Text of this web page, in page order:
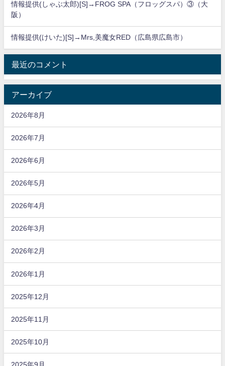
情報提供(しゃぶ太郎)[S]→FROG SPA（フロッグスパ）③（大
阪）
情報提供(けいた)[S]→Mrs,美魔女RED（広島県広島市）
最近のコメント
アーカイブ
2026年8月
2026年7月
2026年6月
2026年5月
2026年4月
2026年3月
2026年2月
2026年1月
2025年12月
2025年11月
2025年10月
2025年9月